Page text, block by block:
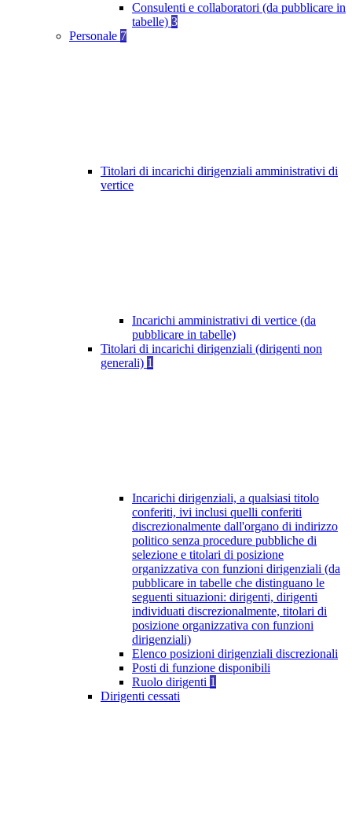
Consulenti e collaboratori (da pubblicare in
tabelle) 3
Personale 7
Titolari di incarichi dirigenziali amministrativi di
vertice
Incarichi amministrativi di vertice (da
pubblicare in tabelle)
Titolari di incarichi dirigenziali (dirigenti non
generali) 1
Incarichi dirigenziali, a qualsiasi titolo
conferiti, ivi inclusi quelli conferiti
discrezionalmente dall'organo di indirizzo
politico senza procedure pubbliche di
selezione e titolari di posizione
organizzativa con funzioni dirigenziali (da
pubblicare in tabelle che distinguano le
seguenti situazioni: dirigenti, dirigenti
individuati discrezionalmente, titolari di
posizione organizzativa con funzioni
dirigenziali)
Elenco posizioni dirigenziali discrezionali
Posti di funzione disponibili
Ruolo dirigenti 1
Dirigenti cessati